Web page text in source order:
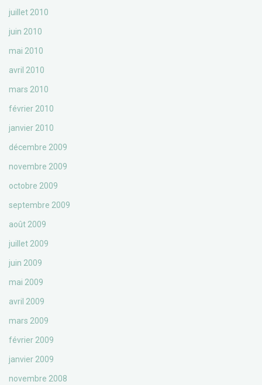
juillet 2010
juin 2010
mai 2010
avril 2010
mars 2010
février 2010
janvier 2010
décembre 2009
novembre 2009
octobre 2009
septembre 2009
août 2009
juillet 2009
juin 2009
mai 2009
avril 2009
mars 2009
février 2009
janvier 2009
novembre 2008